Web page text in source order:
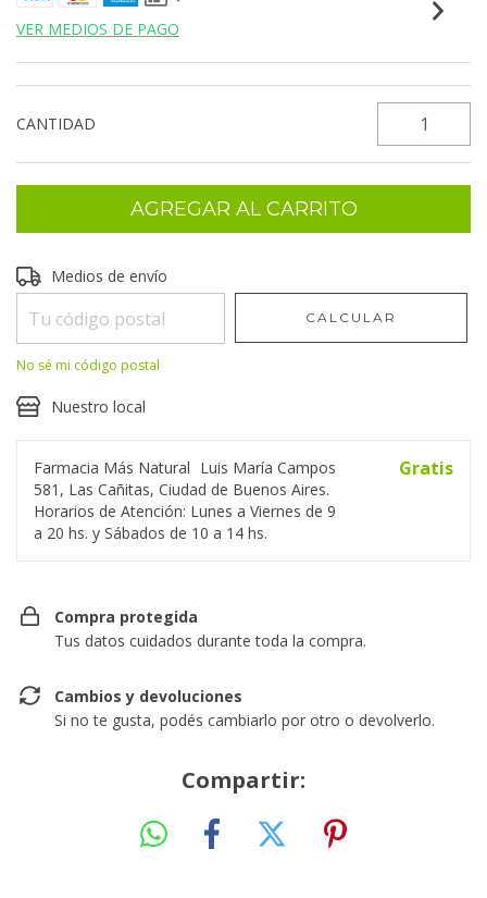
VER MEDIOS DE PAGO
CANTIDAD
Entregas para el CP:
Medios de envío
CALCULAR
No sé mi código postal
Nuestro local
Farmacia Más Natural Luis María Campos
581, Las Cañitas, Ciudad de Buenos Aires.
Horarios de Atención: Lunes a Viernes de 9
a 20 hs. y Sábados de 10 a 14 hs.
Gratis
Compra protegida
Tus datos cuidados durante toda la compra.
Cambios y devoluciones
Si no te gusta, podés cambiarlo por otro o devolverlo.
Compartir: